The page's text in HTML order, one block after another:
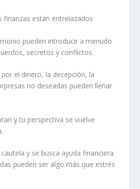
finanzas están entrelazados
pueden introducir a menudo
secretos y conflictos.
el dinero, la decepción, la
no deseadas pueden llenar
y tu perspectiva se vuelve
y se busca ayuda financiera
pueden ser algo más que estrés